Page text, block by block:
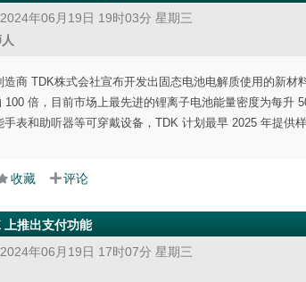
年06月19日 19时03分 星期三
商 TDK株式会社宣布开发出固态电池电解质使用的新
100 倍，目前市场上最先进的锂离子电池能量密度为每升
表和助听器等可穿戴设备，TDK 计划最早 2025 年提供样
收藏 评论
上推出支付功能
年06月19日 17时07分 星期三